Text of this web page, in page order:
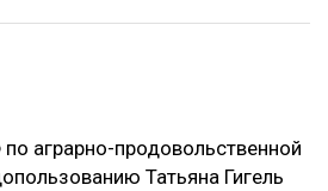
И ЗАЩИТА
аграрно-продовольственной
Татьяна Гигель